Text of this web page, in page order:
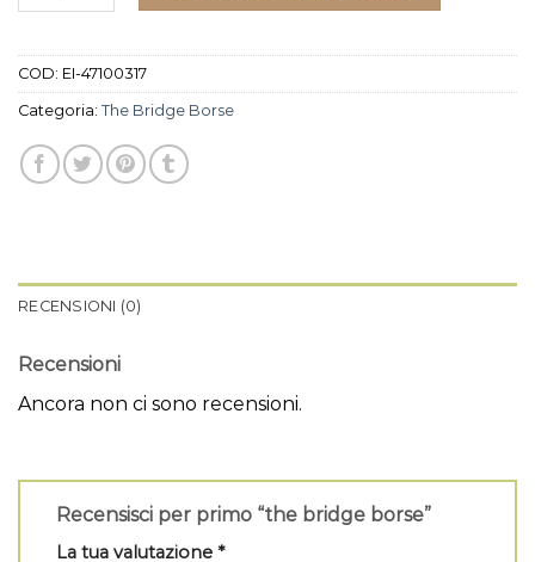
COD: EI-47100317
Categoria: The Bridge Borse
RECENSIONI (0)
Recensioni
Ancora non ci sono recensioni.
Recensisci per primo “the bridge borse”
La tua valutazione *